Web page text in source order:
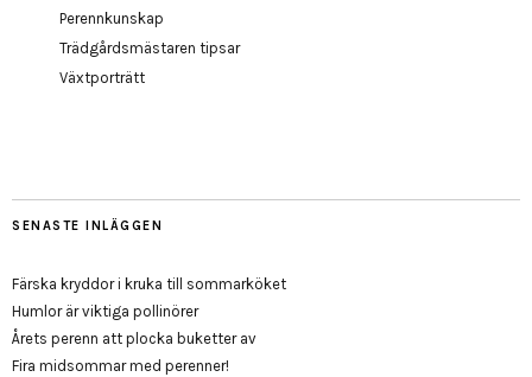
Perennkunskap
Trädgårdsmästaren tipsar
Växtporträtt
SENASTE INLÄGGEN
Färska kryddor i kruka till sommarköket
Humlor är viktiga pollinörer
Årets perenn att plocka buketter av
Fira midsommar med perenner!